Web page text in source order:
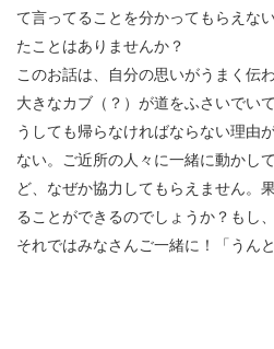
て言ってることを分かってもらえな
たことはありませんか？
このお話は、自分の思いがうまく伝
大きなカブ（？）が道をふさいでい
うしても帰らなければならない理由
ない。ご近所の人々に一緒に動かし
ど、なぜか協力してもらえません。
ることができるのでしょうか？もし
それではみなさんご一緒に！「うん